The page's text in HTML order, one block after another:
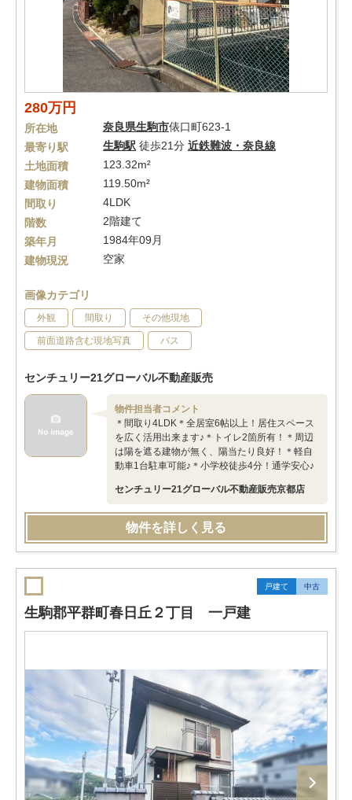
280万円
所在地 奈良県生駒市俵口町623-1
最寄り駅
生駒駅 徒歩21分 近鉄難波・奈良線
土地面積
123.32m²
建物面積
119.50m²
間取り
4LDK
階数
2階建て
築年月
1984年09月
建物現況
空家
画像カテゴリ
外観 間取り その他現地
前面道路含む現地写真 バス
センチュリー21グローバル不動産販売
物件担当者コメント
＊間取り4LDK＊全居室6帖以上！居住スペース
を広く活用出来ます♪＊トイレ2箇所有！＊周辺
は陽を遮る建物が無く、陽当たり良好！＊軽自
動車1台駐車可能♪＊小学校徒歩4分！通学安心♪
センチュリー21グローバル不動産販売京都店
物件を詳しく見る
戸建て 中古
生駒郡平群町春日丘２丁目 一戸建